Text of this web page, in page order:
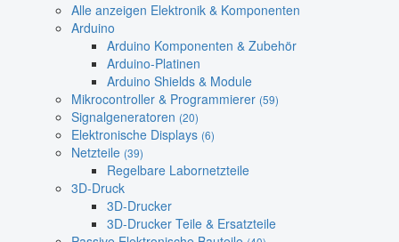
Alle anzeigen Elektronik & Komponenten
Arduino
Arduino Komponenten & Zubehör
Arduino-Platinen
Arduino Shields & Module
Mikrocontroller & Programmierer (59)
Signalgeneratoren (20)
Elektronische Displays (6)
Netzteile (39)
Regelbare Labornetzteile
3D-Druck
3D-Drucker
3D-Drucker Teile & Ersatzteile